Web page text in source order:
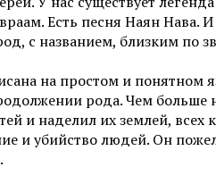
Есть песня Наян Нава. И
с названием, близким по
на простом и понятном
рода. Чем больше
и наделил их землей,
и убийство людей. Он